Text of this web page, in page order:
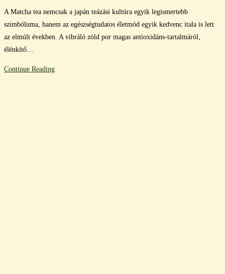
A Matcha tea nemcsak a japán teázási kultúra egyik legismertebb
szimbóluma, hanem az egészségtudatos életmód egyik kedvenc itala is lett
az elmúlt években. A vibráló zöld por magas antioxidáns-tartalmáról,
élénkítő…
Continue ReadingMatcha